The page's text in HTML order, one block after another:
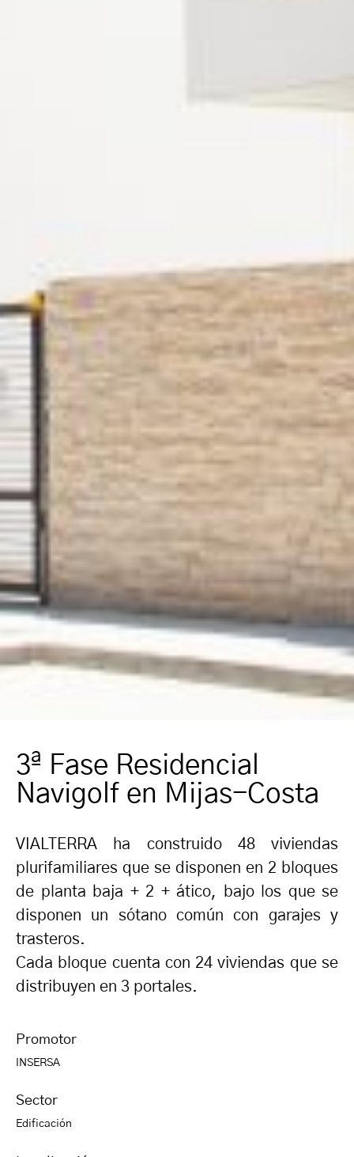
Promotor
INSERSA
Sector
Edificación
3ª Fase Residencial
Navigolf en Mijas-Costa
VIALTERRA ha construido 48 viviendas
plurifamiliares que se disponen en 2 bloques
de planta baja + 2 + ático, bajo los que se
disponen un sótano común con garajes y
trasteros.
Cada bloque cuenta con 24 viviendas que se
distribuyen en 3 portales.